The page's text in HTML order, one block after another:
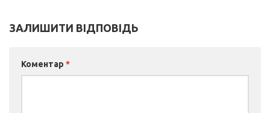
ЗАЛИШИТИ ВІДПОВІДЬ
Коментар *